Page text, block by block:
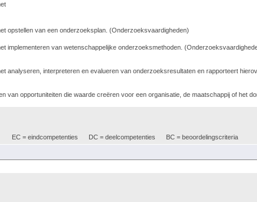
opstellen van een onderzoeksplan. (Onderzoeksvaardigheden)
implementeren van wetenschappelijke onderzoeksmethoden.
analyseren, interpreteren en evalueren van onderzoeksresultaten en rapporteert
van opportuniteiten die waarde creëren voor een organisatie, de maatschappij of het
EC = eindcompetenties DC = deelcompetenties BC = beoordelingscriteria